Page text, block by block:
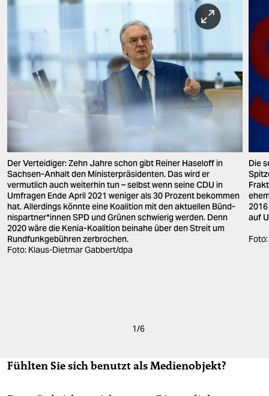
Der Verteidiger: Zehn Jahre schon gibt Reiner Haseloff in
Sachsen-Anhalt den Ministerpräsidenten. Das wird er
vermutlich auch weiterhin tun – selbst wenn seine CDU in
Umfragen Ende April 2021 weniger als 30 Prozent bekommen
hat. Allerdings könnte eine Koalition mit den aktuellen Bünd­
nis­part­ne­r*in­nen SPD und Grünen schwierig werden. Denn
2020 wäre die Kenia-Koalition beinahe über den Streit um
Rundfunkgebühren zerbrochen.
Foto: Klaus-Dietmar Gabbert/dpa
Die
auf
1/6
Fühlten Sie sich benutzt als Medienobjekt?